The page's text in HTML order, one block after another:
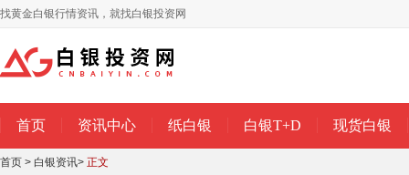
找黄金白银行情资讯，就找白银投资网
首页 资讯中心 纸白银 白银T+D 现货白银
首页 > 白银资讯> 正文